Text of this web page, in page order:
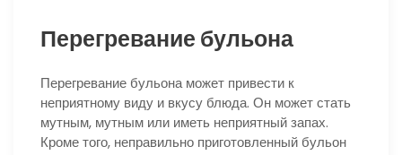
Перегревание бульона
Перегревание бульона может привести к
неприятному виду и вкусу блюда. Он может стать
мутным, мутным или иметь неприятный запах.
Кроме того, неправильно приготовленный бульон